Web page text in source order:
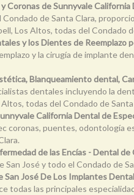
Coronas de Sunnyvale
de Santa Clara,
Los Altos, todas del Condado
y los Dientes de Reemplazo
y la cirugía de implante
Blanqueamiento dental,
dentales incluyendo la
todas del Condado de Santa
California Dental de
coronas, puentes, odontología
de las Encías - Dental
José y todo el Condado de
San José De Los Implantes
todas las principales